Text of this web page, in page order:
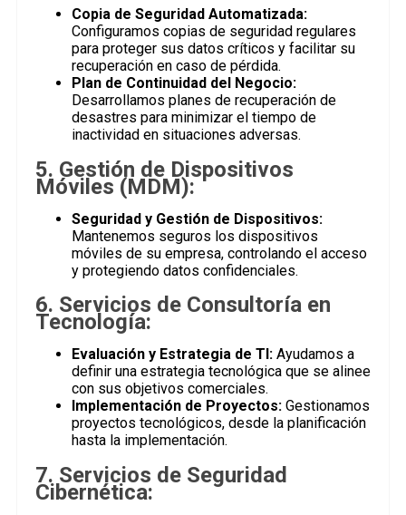
Copia de Seguridad Automatizada:
Configuramos copias de seguridad regulares
para proteger sus datos críticos y facilitar su
recuperación en caso de pérdida.
Plan de Continuidad del Negocio:
Desarrollamos planes de recuperación de
desastres para minimizar el tiempo de
inactividad en situaciones adversas.
5. Gestión de Dispositivos
Móviles (MDM):
Seguridad y Gestión de Dispositivos:
Mantenemos seguros los dispositivos
móviles de su empresa, controlando el acceso
y protegiendo datos confidenciales.
6. Servicios de Consultoría en
Tecnología:
Evaluación y Estrategia de TI:Ayudamos a
definir una estrategia tecnológica que se alinee
con sus objetivos comerciales.
Implementación de Proyectos:Gestionamos
proyectos tecnológicos, desde la planificación
hasta la implementación.
7. Servicios de Seguridad
Cibernética: